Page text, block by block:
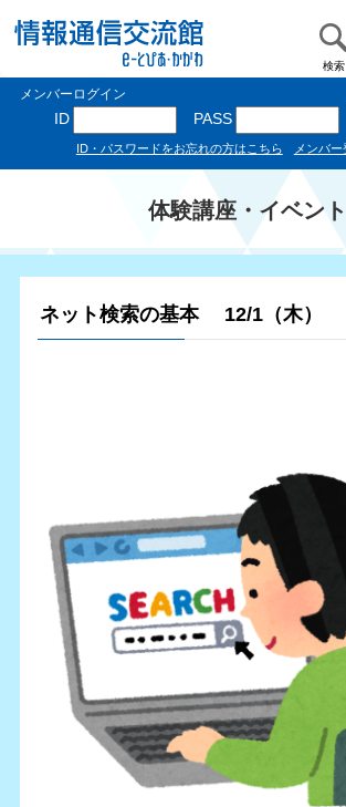
検索
体験講座・イベント
ネット検索の基本 12/1（木）